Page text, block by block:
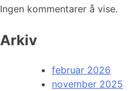
Ingen kommentarer å vise.
Arkiv
februar 2026
november 2025